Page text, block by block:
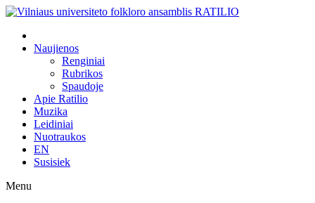
Naujienos
Renginiai
Rubrikos
Spaudoje
Apie Ratilio
Muzika
Leidiniai
Nuotraukos
EN
Susisiek
Menu